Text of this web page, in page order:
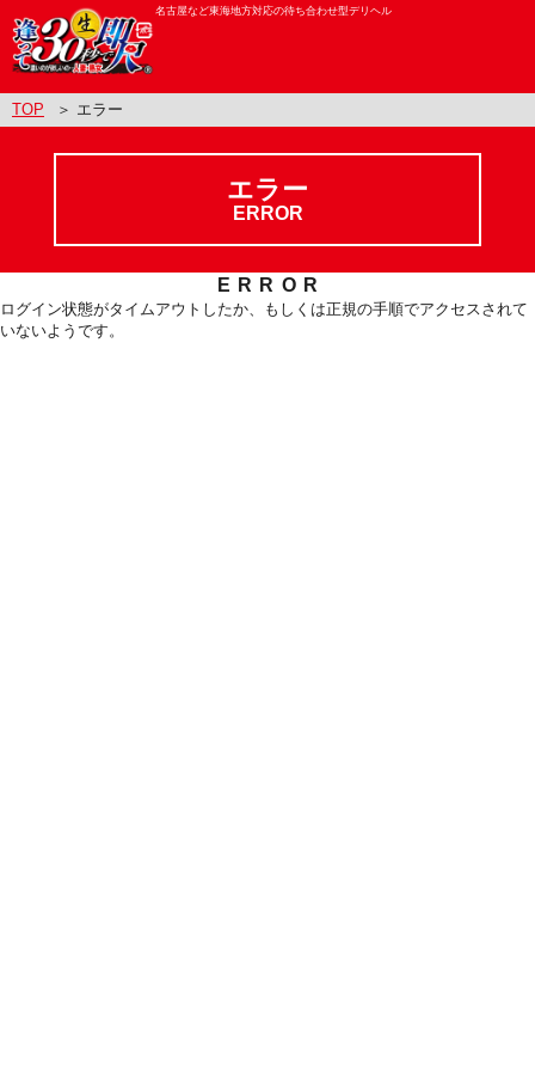
名古屋など東海地方対応の待ち合わせ型デリヘル
TOP ＞ エラー
エラー
ERROR
ERROR
ログイン状態がタイムアウトしたか、もしくは正規の手順でアクセスされて
いないようです。